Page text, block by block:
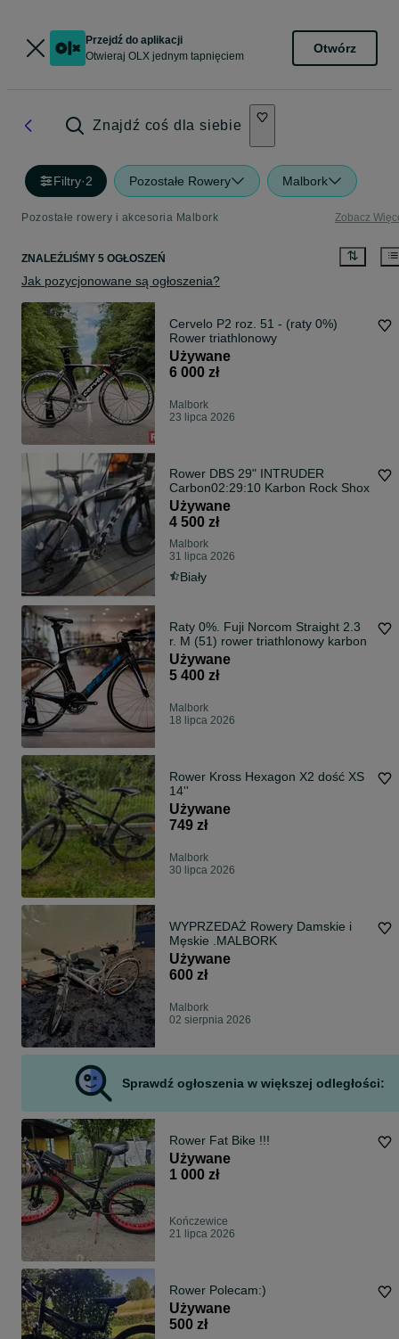
Przejdź do aplikacji
Otwieraj OLX jednym tapnięciem
Otwórz
Znajdź coś dla siebie
Filtry·2 Pozostałe Rowery Malbork
Pozostałe rowery i akcesoria Malbork Zobacz
ZNALEŹLIŚMY 5 OGŁOSZEŃ
Jak pozycjonowane są ogłoszenia?
Cervelo P2 roz. 51 - (raty 0%)
Rower triathlonowy
Używane
6 000 zł
Malbork
23 lipca 2026
Rower DBS 29" INTRUDER
Carbon02:29:10 Karbon Rock Shox
Używane
4 500 zł
Malbork
31 lipca 2026
Biały
Raty 0%. Fuji Norcom Straight 2.3
r. M (51) rower triathlonowy karbon
Używane
5 400 zł
Malbork
18 lipca 2026
Rower Kross Hexagon X2 dość XS
14''
Używane
749 zł
Malbork
30 lipca 2026
WYPRZEDAŻ Rowery Damskie i
Męskie .MALBORK
Używane
600 zł
Malbork
02 sierpnia 2026
Sprawdź ogłoszenia w większej odległości:
Rower Fat Bike !!!
Używane
1 000 zł
Kończewice
21 lipca 2026
Rower Polecam:)
Używane
500 zł